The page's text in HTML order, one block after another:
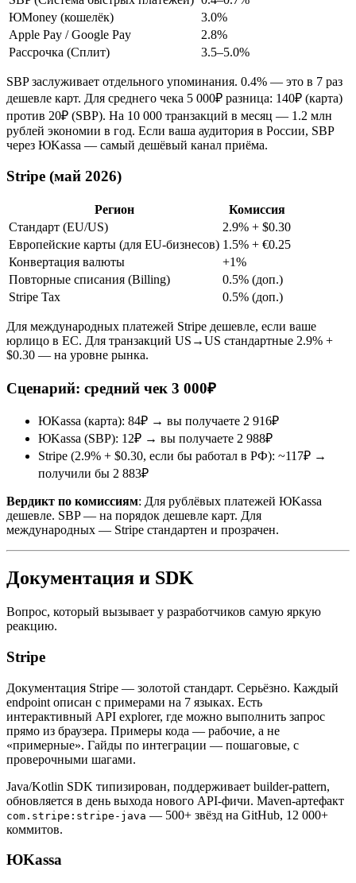
ЮMoney (кошелёк)
3.0%
Apple Pay / Google Pay
2.8%
Рассрочка (Сплит)
3.5–5.0%
SBP заслуживает отдельного упоминания. 0.4% — это в 7 раз
дешевле карт. Для среднего чека 5 000₽ разница: 140₽ (карта)
против 20₽ (SBP). На 10 000 транзакций в месяц — 1.2 млн
рублей экономии в год. Если ваша аудитория в России, SBP
через ЮKassa — самый дешёвый канал приёма.
Stripe (май 2026)
Регион
Комиссия
Стандарт (EU/US)
2.9% + $0.30
Европейские карты (для EU-бизнесов) 1.5% + €0.25
Конвертация валюты
+1%
Повторные списания (Billing)
0.5% (доп.)
Stripe Tax
0.5% (доп.)
Для международных платежей Stripe дешевле, если ваше
юрлицо в ЕС. Для транзакций US→US стандартные 2.9% +
$0.30 — на уровне рынка.
Сценарий: средний чек 3 000₽
ЮKassa (карта): 84₽ → вы получаете 2 916₽
ЮKassa (SBP): 12₽ → вы получаете 2 988₽
Stripe (2.9% + $0.30, если бы работал в РФ): ~117₽ →
получили бы 2 883₽
Вердикт по комиссиям: Для рублёвых платежей ЮKassa
дешевле. SBP — на порядок дешевле карт. Для
международных — Stripe стандартен и прозрачен.
Документация и SDK
Вопрос, который вызывает у разработчиков самую яркую
реакцию.
Stripe
Документация Stripe — золотой стандарт. Серьёзно. Каждый
endpoint описан с примерами на 7 языках. Есть
интерактивный API explorer, где можно выполнить запрос
прямо из браузера. Примеры кода — рабочие, а не
«примерные». Гайды по интеграции — пошаговые, с
проверочными шагами.
Java/Kotlin SDK типизирован, поддерживает builder-pattern,
обновляется в день выхода нового API-фичи. Maven-артефакт
com.stripe:stripe-java — 500+ звёзд на GitHub, 12 000+
коммитов.
ЮKassa